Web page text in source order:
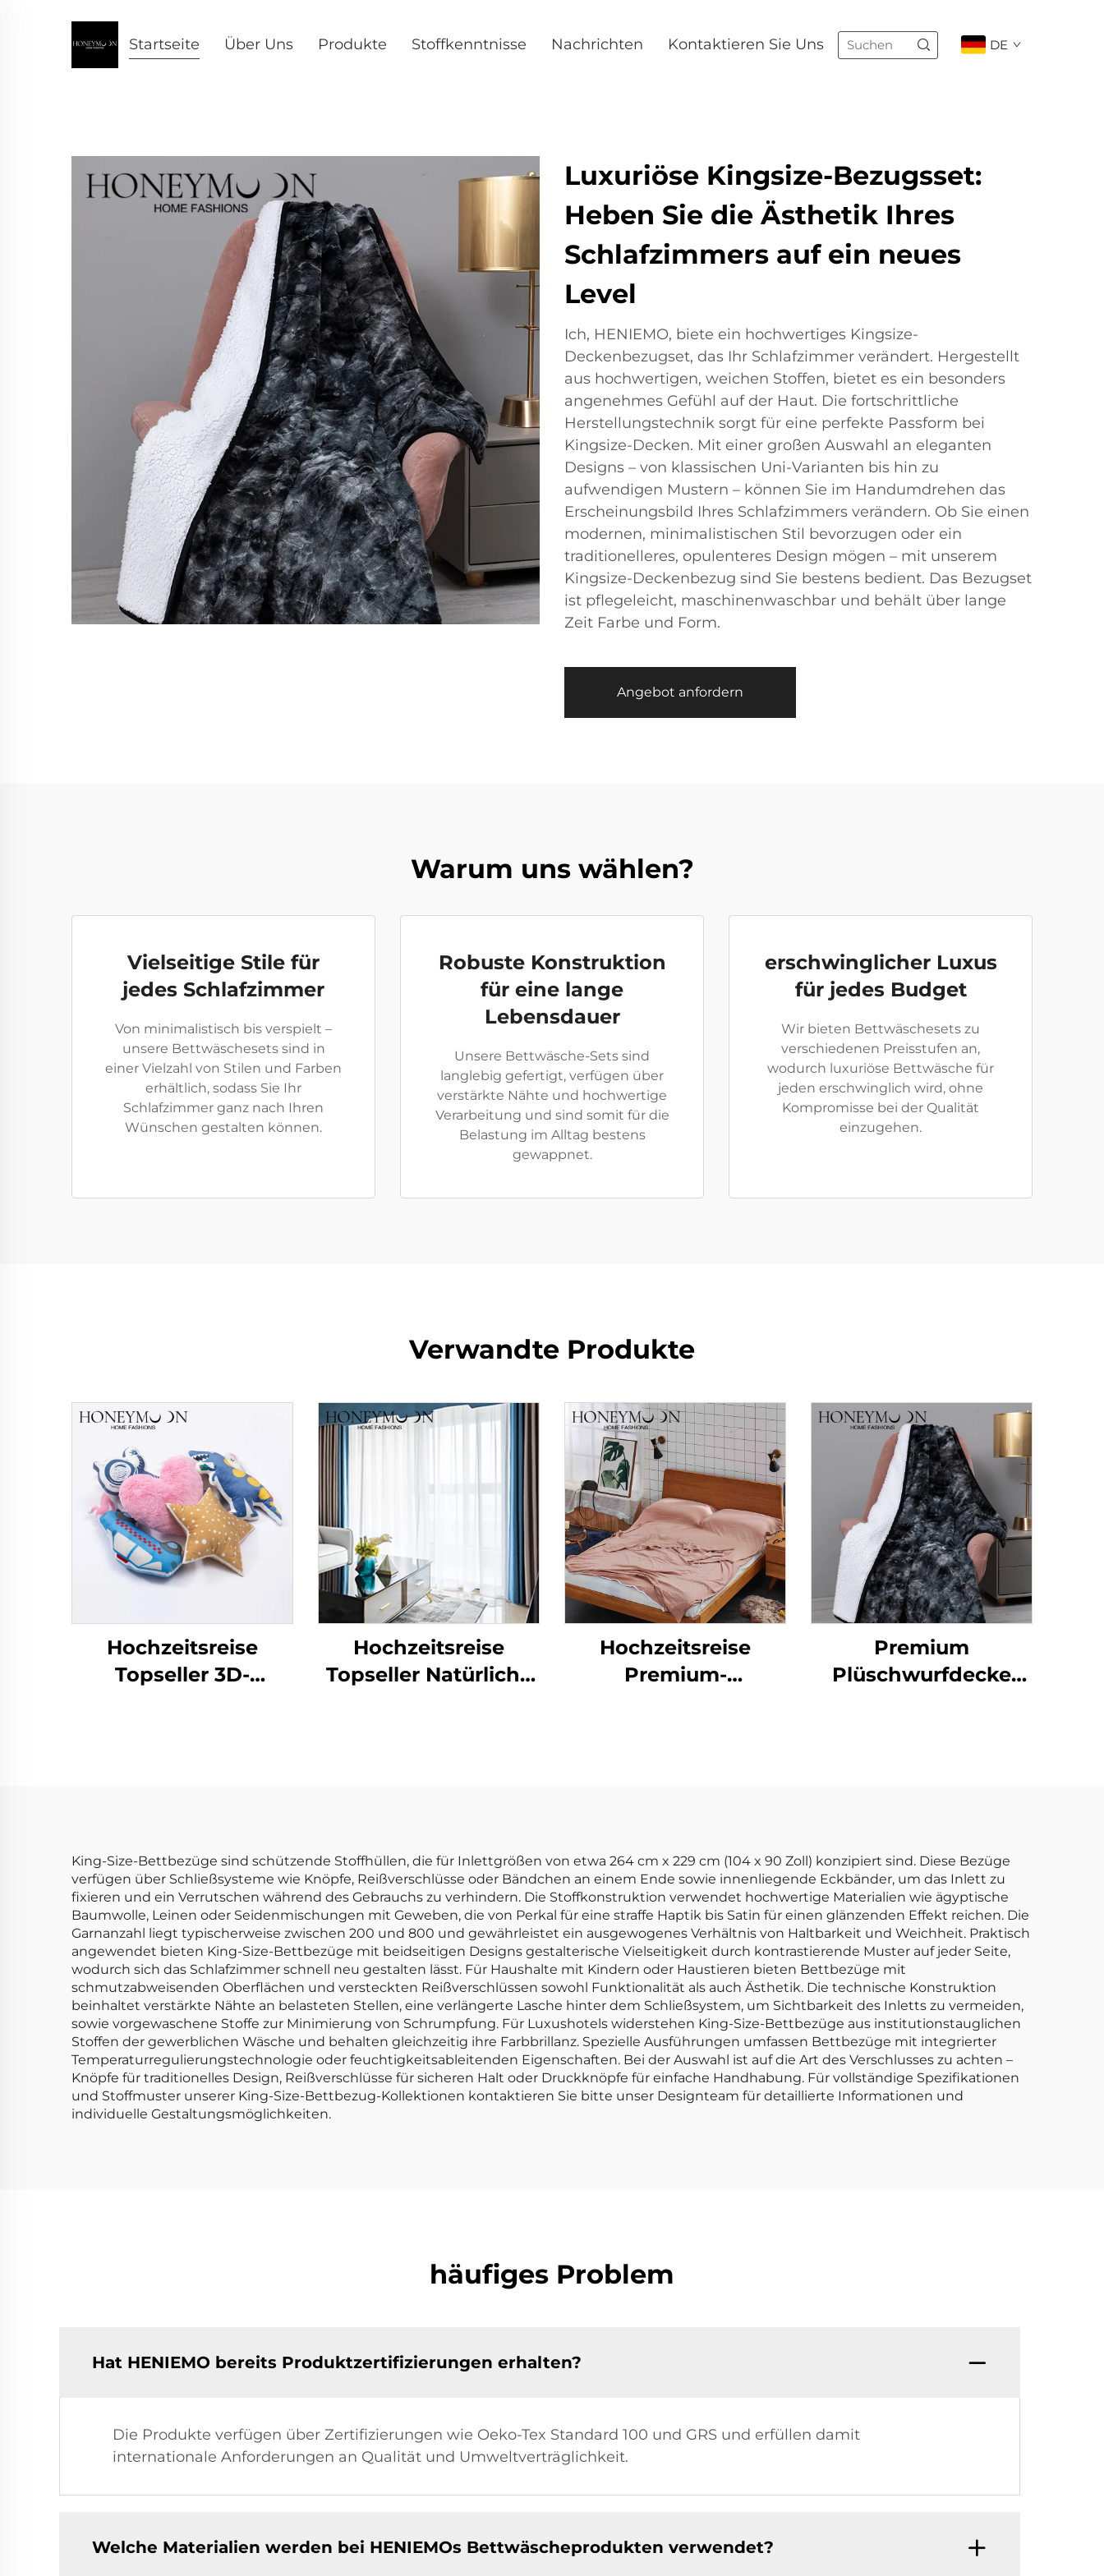
Startseite Über Uns Produkte Stoffkenntnisse Nachrichten Kontaktieren Sie Uns DE
Luxuriöse Kingsize-Bezugsset:
Heben Sie die Ästhetik Ihres
Schlafzimmers auf ein neues
Level
Ich, HENIEMO, biete ein hochwertiges Kingsize-
Deckenbezugset, das Ihr Schlafzimmer verändert. Hergestellt
aus hochwertigen, weichen Stoffen, bietet es ein besonders
angenehmes Gefühl auf der Haut. Die fortschrittliche
Herstellungstechnik sorgt für eine perfekte Passform bei
Kingsize-Decken. Mit einer großen Auswahl an eleganten
Designs – von klassischen Uni-Varianten bis hin zu
aufwendigen Mustern – können Sie im Handumdrehen das
Erscheinungsbild Ihres Schlafzimmers verändern. Ob Sie einen
modernen, minimalistischen Stil bevorzugen oder ein
traditionelleres, opulenteres Design mögen – mit unserem
Kingsize-Deckenbezug sind Sie bestens bedient. Das Bezugset
ist pflegeleicht, maschinenwaschbar und behält über lange
Zeit Farbe und Form.
Angebot anfordern
Warum uns wählen?
Vielseitige Stile für
jedes Schlafzimmer
Von minimalistisch bis verspielt –
unsere Bettwäschesets sind in
einer Vielzahl von Stilen und Farben
erhältlich, sodass Sie Ihr
Schlafzimmer ganz nach Ihren
Wünschen gestalten können.
Robuste Konstruktion
für eine lange
Lebensdauer
Unsere Bettwäsche-Sets sind
langlebig gefertigt, verfügen über
verstärkte Nähte und hochwertige
Verarbeitung und sind somit für die
Belastung im Alltag bestens
gewappnet.
erschwinglicher Luxus
für jedes Budget
Wir bieten Bettwäschesets zu
verschiedenen Preisstufen an,
wodurch luxuriöse Bettwäsche für
jeden erschwinglich wird, ohne
Kompromisse bei der Qualität
einzugehen.
Verwandte Produkte
Hochzeitsreise
Topseller 3D-
Hochzeitsreise
Topseller Natürliche
Hochzeitsreise
Premium-
Premium
Plüschwurfdecke
King-Size-Bettbezüge sind schützende Stoffhüllen, die für Inlettgrößen von etwa 264 cm x 229 cm (104 x 90 Zoll) konzipiert sind. Diese Bezüge
verfügen über Schließsysteme wie Knöpfe, Reißverschlüsse oder Bändchen an einem Ende sowie innenliegende Eckbänder, um das Inlett zu
fixieren und ein Verrutschen während des Gebrauchs zu verhindern. Die Stoffkonstruktion verwendet hochwertige Materialien wie ägyptische
Baumwolle, Leinen oder Seidenmischungen mit Geweben, die von Perkal für eine straffe Haptik bis Satin für einen glänzenden Effekt reichen. Die
Garnanzahl liegt typischerweise zwischen 200 und 800 und gewährleistet ein ausgewogenes Verhältnis von Haltbarkeit und Weichheit. Praktisch
angewendet bieten King-Size-Bettbezüge mit beidseitigen Designs gestalterische Vielseitigkeit durch kontrastierende Muster auf jeder Seite,
wodurch sich das Schlafzimmer schnell neu gestalten lässt. Für Haushalte mit Kindern oder Haustieren bieten Bettbezüge mit
schmutzabweisenden Oberflächen und versteckten Reißverschlüssen sowohl Funktionalität als auch Ästhetik. Die technische Konstruktion
beinhaltet verstärkte Nähte an belasteten Stellen, eine verlängerte Lasche hinter dem Schließsystem, um Sichtbarkeit des Inletts zu vermeiden,
sowie vorgewaschene Stoffe zur Minimierung von Schrumpfung. Für Luxushotels widerstehen King-Size-Bettbezüge aus institutionstauglichen
Stoffen der gewerblichen Wäsche und behalten gleichzeitig ihre Farbbrillanz. Spezielle Ausführungen umfassen Bettbezüge mit integrierter
Temperaturregulierungstechnologie oder feuchtigkeitsableitenden Eigenschaften. Bei der Auswahl ist auf die Art des Verschlusses zu achten –
Knöpfe für traditionelles Design, Reißverschlüsse für sicheren Halt oder Druckknöpfe für einfache Handhabung. Für vollständige Spezifikationen
und Stoffmuster unserer King-Size-Bettbezug-Kollektionen kontaktieren Sie bitte unser Designteam für detaillierte Informationen und
individuelle Gestaltungsmöglichkeiten.
häufiges Problem
Hat HENIEMO bereits Produktzertifizierungen erhalten?
Die Produkte verfügen über Zertifizierungen wie Oeko-Tex Standard 100 und GRS und erfüllen damit
internationale Anforderungen an Qualität und Umweltverträglichkeit.
Welche Materialien werden bei HENIEMOs Bettwäscheprodukten verwendet?